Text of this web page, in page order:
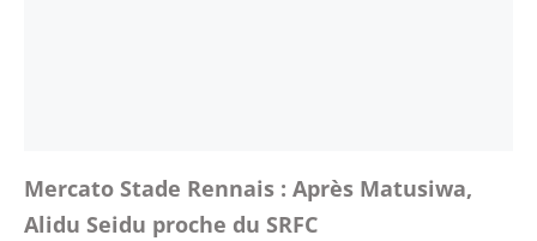
Mercato Stade Rennais : Après Matusiwa,
Alidu Seidu proche du SRFC